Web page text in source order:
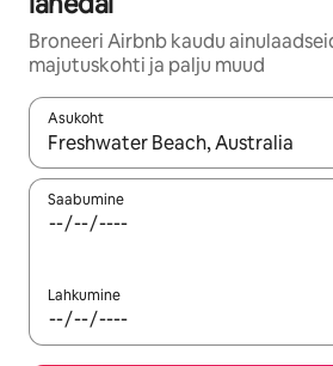
Broneeri Airbnb kaudu
majutuskohti ja palju muud
Asukoht
Kui tulemused on kuvatud, liigu
Saabumine
Lahkumine